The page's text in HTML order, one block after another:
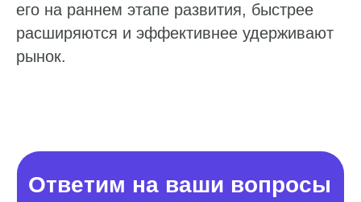
его на раннем этапе развития, быстрее
расширяются и эффективнее удерживают
рынок.